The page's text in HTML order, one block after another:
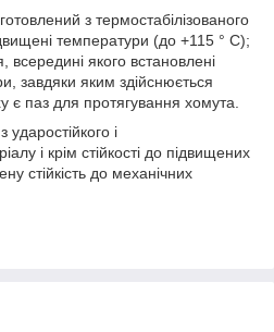
з термостабілізованого
температури (до +115 ° С);
всередині якого встановлені
завдяки яким здійснюється
є паз для протягування хомута.
і
і крім стійкості до підвищених
стійкість до механічних